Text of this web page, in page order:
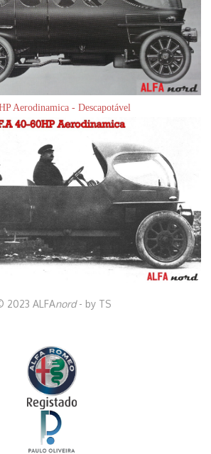
Aerodinamica - Descapotável
2023 ALFAnord- by TS